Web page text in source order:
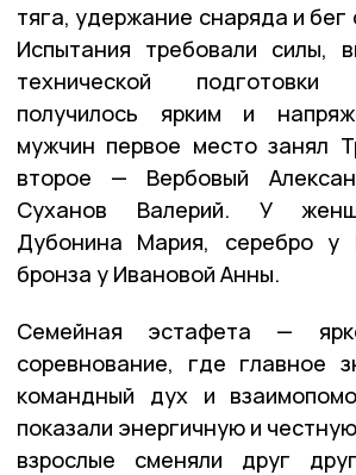
тяга, удержание снаряда и
Испытания требовали силы,
технической
получилось ярким и
мужчин первое место занял
второе — Вербовый
Суханов Валерий. У
Дубонина Мария, серебро у
бронза у Ивановой Анны.
Семейная эстафета —
соревнование, где главное
командный дух и
показали энергичную и
взрослые сменяли друг